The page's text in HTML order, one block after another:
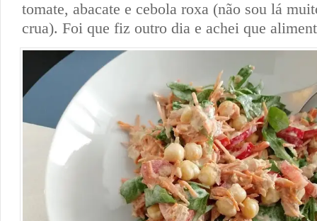
tomate, abacate e cebola roxa (não sou lá
crua). Foi que fiz outro dia e achei que